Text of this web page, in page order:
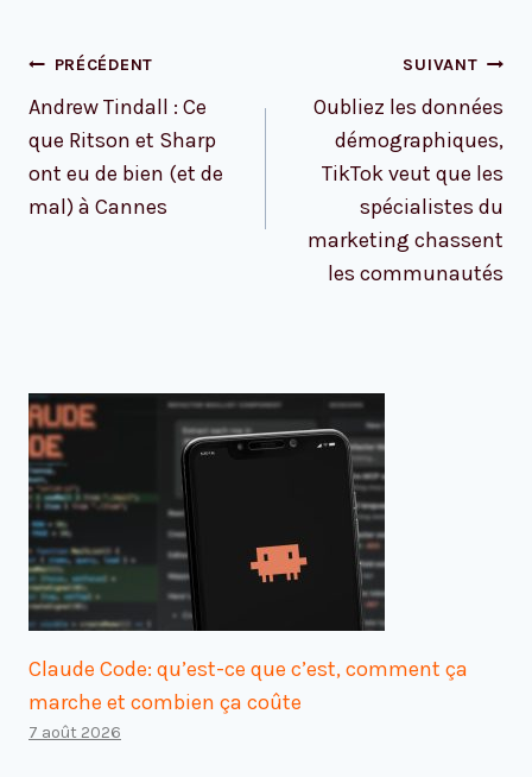
Navigation
l’article
PRÉCÉDENT
Andrew Tindall : Ce
que Ritson et Sharp
ont eu de bien (et de
mal) à Cannes
SUIVANT
Oubliez les données
démographiques,
TikTok veut que les
spécialistes du
marketing chassent
les communautés
Claude Code: qu’est-ce que c’est, comment ça
marche et combien ça coûte
7 août 2026